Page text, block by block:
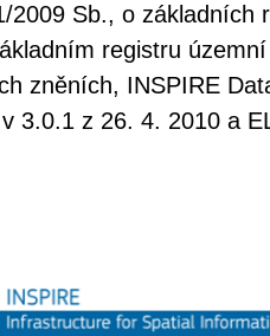
2009 Sb., o základních
registru
zněních, INSPIRE
3.0.1 z 26. 4. 2010 a